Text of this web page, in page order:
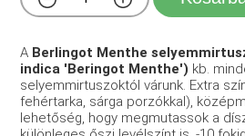
A Berlingot Menthe
indica 'Beringot Menthe') kb.
selyemmirtuszoktól várunk. Extra
fehértarka, sárga porzókkal),
lehetőség, hogy megmutassok a